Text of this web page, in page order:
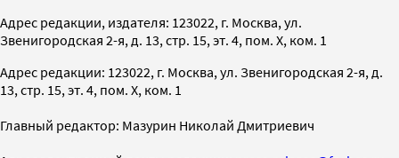
Адрес редакции, издателя: 123022, г. Москва, ул.
Звенигородская 2-я, д. 13, стр. 15, эт. 4, пом. X, ком. 1
Адрес редакции: 123022, г. Москва, ул. Звенигородская 2-я, д.
13, стр. 15, эт. 4, пом. X, ком. 1
Главный редактор: Мазурин Николай Дмитриевич